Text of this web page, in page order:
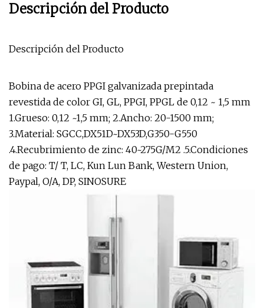
Descripción del Producto
Descripción del Producto
Bobina de acero PPGI galvanizada prepintada
revestida de color GI, GL, PPGI, PPGL de 0,12 ~ 1,5 mm
1.Grueso: 0,12 ~1,5 mm; 2.Ancho: 20-1500 mm;
3.Material: SGCC,DX51D~DX53D,G350-G550
.4.Recubrimiento de zinc: 40~275G/M2 .5.Condiciones
de pago: T/ T, LC, Kun Lun Bank, Western Union,
Paypal, O/A, DP, SINOSURE